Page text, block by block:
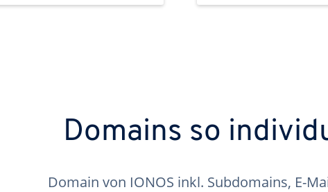
Domains so
Domain von IONOS inkl. Subdomains, E-